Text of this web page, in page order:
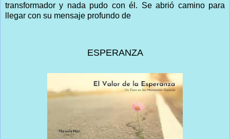
transformador y nada pudo con él. Se abrió camino para
llegar con su mensaje profundo de
ESPERANZA